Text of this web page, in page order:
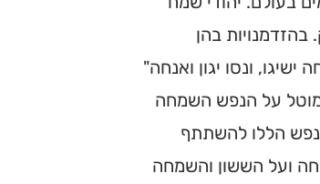
בהזדמנויות בהן
ונסו יגון ואנחה"
מוטל על הנפש השמחה
הללו להשתתף
ועל הששון והשמחה